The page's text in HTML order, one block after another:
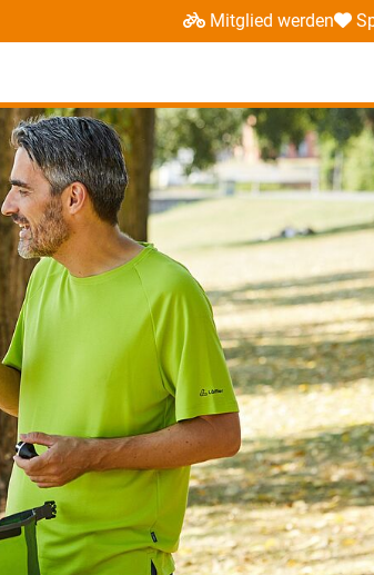
Mitglied werden